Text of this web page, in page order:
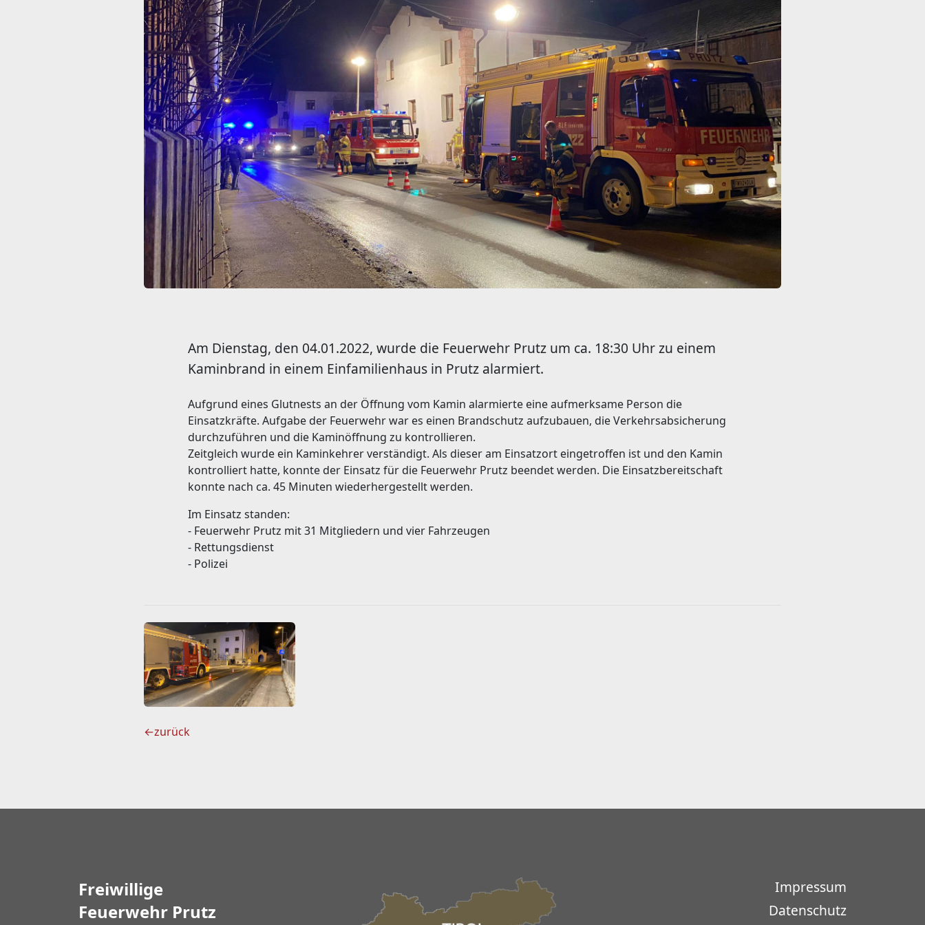
Am Dienstag, den 04.01.2022, wurde die Feuerwehr Prutz um ca. 18:30 Uhr zu einem
Kaminbrand in einem Einfamilienhaus in Prutz alarmiert.
Aufgrund eines Glutnests an der Öffnung vom Kamin alarmierte eine aufmerksame Person die
Einsatzkräfte. Aufgabe der Feuerwehr war es einen Brandschutz aufzubauen, die Verkehrsabsicherung
durchzuführen und die Kaminöffnung zu kontrollieren.
Zeitgleich wurde ein Kaminkehrer verständigt. Als dieser am Einsatzort eingetroffen ist und den Kamin
kontrolliert hatte, konnte der Einsatz für die Feuerwehr Prutz beendet werden. Die Einsatzbereitschaft
konnte nach ca. 45 Minuten wiederhergestellt werden.
Im Einsatz standen:
- Feuerwehr Prutz mit 31 Mitgliedern und vier Fahrzeugen
- Rettungsdienst
- Polizei
←zurück
Freiwillige
Feuerwehr Prutz
Impressum
Datenschutz